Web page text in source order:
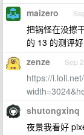
maizero
把锅怪在没擦
的 13 的测评好
zenze Sep
https://
shutongxinq
夜景我看好